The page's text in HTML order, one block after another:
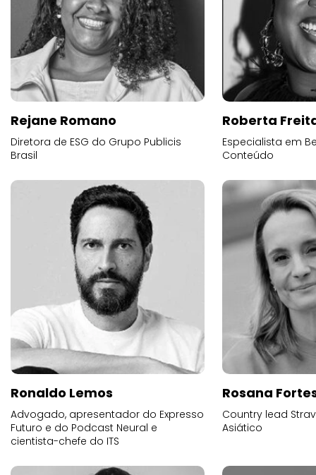
Rejane Romano
Diretora de ESG do Grupo Publicis
Brasil
Roberta
Especialista em
Conteúdo
Ronaldo Lemos
Advogado, apresentador do Expresso
Futuro e do Podcast Neural e
cientista-chefe do ITS
Rosana
Country lead
Asiático